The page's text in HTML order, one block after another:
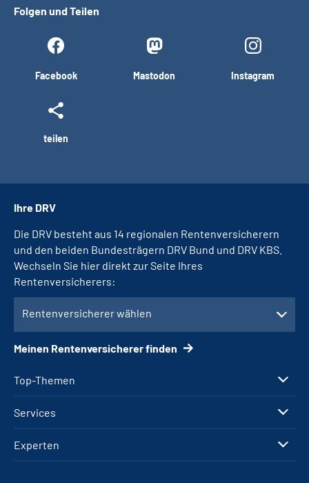
Folgen und Teilen
Facebook Mastodon Instagram
teilen
Top-Themen
Services
Experten
Ihre DRV
Die DRV besteht aus 14 regionalen Rentenversicherern
und den beiden Bundesträgern DRV Bund und DRV KBS.
Wechseln Sie hier direkt zur Seite Ihres
Rentenversicherers:
Rentenversicherer wählen
Meinen Rentenversicherer finden